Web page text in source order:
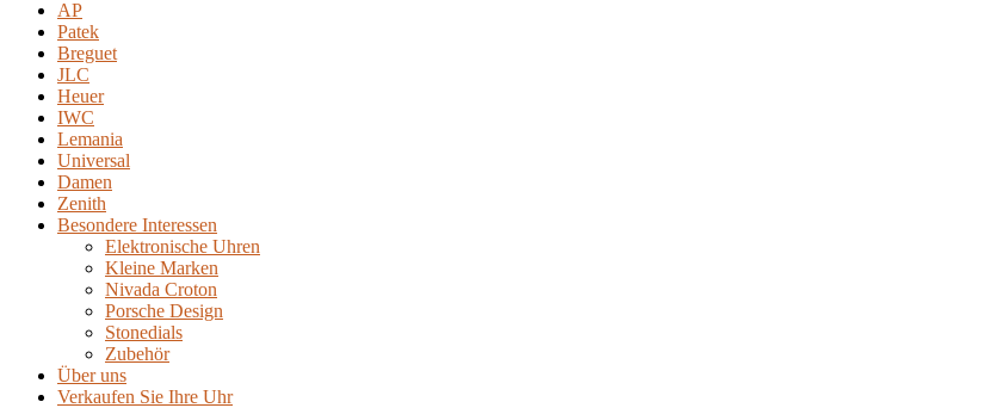
AP
Patek
Breguet
JLC
Heuer
IWC
Lemania
Universal
Damen
Zenith
Besondere Interessen
Elektronische Uhren
Kleine Marken
Nivada Croton
Porsche Design
Stonedials
Zubehör
Über uns
Verkaufen Sie Ihre Uhr